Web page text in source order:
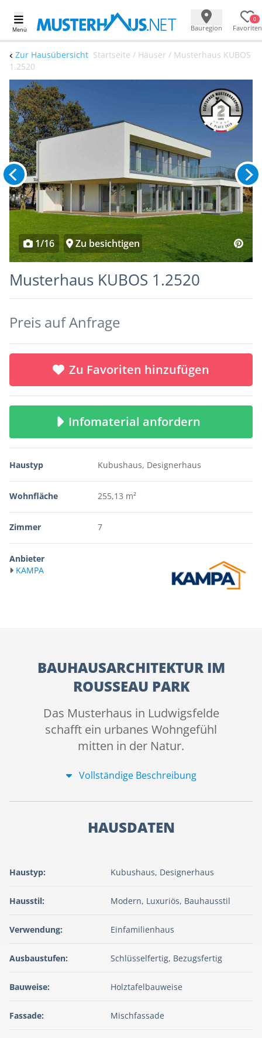
Menü Bauregion
0
Favoriten
Zur Hausübersicht Startseite / Häuser / Musterhaus KUBOS
1.2520
1/16 Zu besichtigen
Musterhaus KUBOS 1.2520
Preis auf Anfrage
Zu Favoriten hinzufügen
Infomaterial anfordern
Haustyp Kubushaus, Designerhaus
Wohnfläche 255,13 m²
Zimmer 7
Anbieter
KAMPA
BAUHAUSARCHITEKTUR IM
ROUSSEAU PARK
Das Musterhaus in Ludwigsfelde
schafft ein urbanes Wohngefühl
mitten in der Natur.
Vollständige Beschreibung
HAUSDATEN
Haustyp: Kubushaus, Designerhaus
Hausstil: Modern, Luxuriös, Bauhausstil
Verwendung: Einfamilienhaus
Ausbaustufen: Schlüsselfertig, Bezugsfertig
Bauweise: Holztafelbauweise
Fassade: Mischfassade